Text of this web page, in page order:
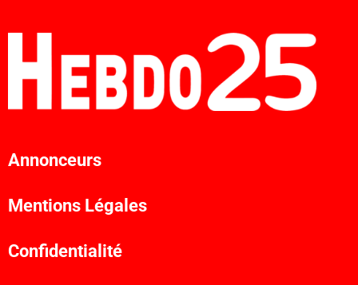
Annonceurs
Mentions Légales
Confidentialité